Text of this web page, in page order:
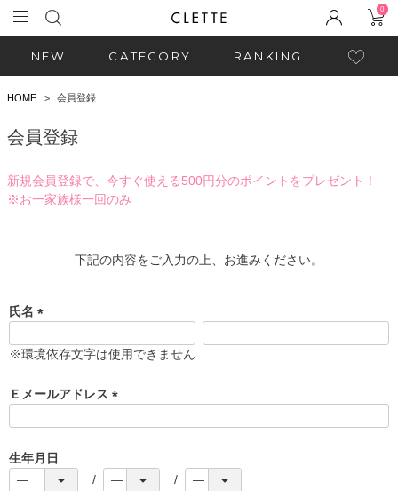
0
NEW CATEGORY RANKING
HOME 会員登録
会員登録
新規会員登録で、今すぐ使える500円分のポイントをプレゼント！
※お一家族様一回のみ
下記の内容をご入力の上、お進みください。
氏名
必
)
※環境依存文字は使用できません
Ｅメールアドレス
)
生年月日